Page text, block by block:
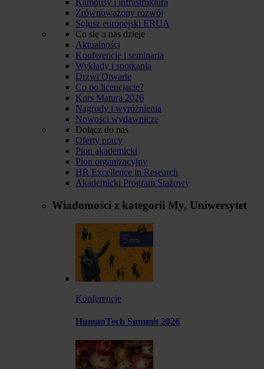
Zrównoważony rozwój
Sojusz europejski ERUA
Co się u nas dzieje
Aktualności
Konferencje i seminaria
Wykłady i spotkania
Drzwi Otwarte
Co po licencjacie?
Kurs Matura 2026
Nagrody i wyróżnienia
Nowości wydawnicze
Dołącz do nas
Oferty pracy
Pion akademicki
Pion organizacyjny
HR Excellence in Research
Akademicki Program Stażowy
Wiadomości z kategorii My, Uniwersytet
Konferencje
HumanTech Summit 2026